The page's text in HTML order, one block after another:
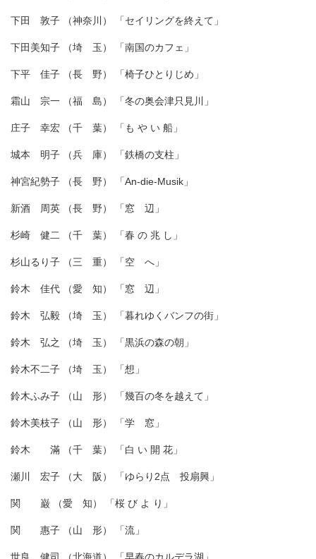
下田 敦子 （神奈川） 「セイリングを終えて」
下田美知子 （埼 玉） 「南国のカフェ」
下平 佳子 （長 野） 「椅子ひとりじめ」
霜山 宗一 （福 島） 「冬の奥会津只見川」
庄子 幸宏 （千 葉） 「も や い 船」
城本 明子 （兵 庫） 「鉄橋の支柱」
神宮紀勢子 （長 野） 「An-die-Musik」
新酒 周英 （長 野） 「窓 辺」
杉崎 健二 （千 葉） 「春 の 兆 し」
杉山るり子 （三 重） 「空 へ」
鈴木 佳代 （愛 知） 「窓 辺」
鈴木 弘毅 （埼 玉） 「暮れゆくバンフの街」
鈴木 弘之 （埼 玉） 「黒浜の森の朝」
鈴木不二子 （埼 玉） 「想」
鈴木ふみ子 （山 形） 「幾百の冬を越えて」
鈴木美枝子 （山 形） 「学 窓」
鈴木 滿 （千 葉） 「白 い 開 花」
瀬川 宏子 （大 阪） 「ゆらり2点 投扇興」
関 巌 （愛 知） 「桜 び よ り」
関 惠子 （山 形） 「流」
世良 健司 （北海道） 「早春のカルデラ湖」